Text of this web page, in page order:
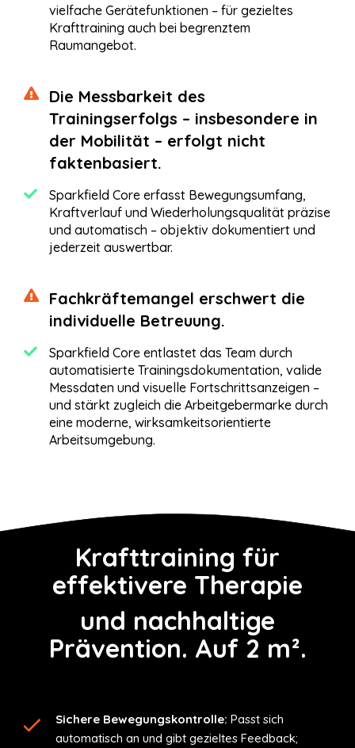
vielfache Gerätefunktionen – für gezieltes
Krafttraining auch bei begrenztem
Raumangebot.
Die Messbarkeit des
Trainingserfolgs – insbesondere in
der Mobilität – erfolgt nicht
faktenbasiert.
Sparkfield Core erfasst Bewegungsumfang,
Kraftverlauf und Wiederholungsqualität präzise
und automatisch – objektiv dokumentiert und
jederzeit auswertbar.
Fachkräftemangel erschwert die
individuelle Betreuung.
Sparkfield Core entlastet das Team durch
automatisierte Trainingsdokumentation, valide
Messdaten und visuelle Fortschrittsanzeigen –
und stärkt zugleich die Arbeitgebermarke durch
eine moderne, wirksamkeitsorientierte
Arbeitsumgebung.
Krafttraining für
effektivere Therapie
und nachhaltige
Prävention. Auf 2 m².
Sichere Bewegungskontrolle: Passt sich
automatisch an und gibt gezieltes Feedback;